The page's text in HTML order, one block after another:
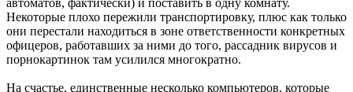
Некоторые плохо пережили транспортировку, плюс как только
они перестали находиться в зоне ответственности конкретных
офицеров, работавших за ними до того, рассадник вирусов и
порнокартинок там усилился многократно.
На счастье, единственные несколько компьютеров, которые